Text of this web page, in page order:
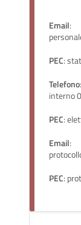
Email:
PEC:
Telefono
interno
PEC:
Email:
PEC: